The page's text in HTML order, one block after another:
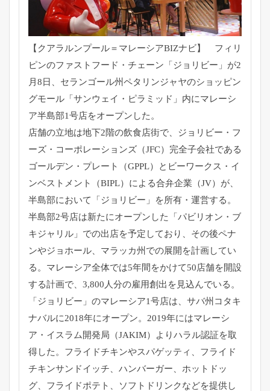
【クアラルンプール＝マレーシアBIZナビ】 フィリ
ピンのファストフード・チェーン「ジョリビー」 が2
月8日、 セランゴール州ペタリンジャヤのショッピン
グモール「 サンウェイ・ピラミッド」 内にマレーシ
ア半島部1号店をオープンした。
店舗の立地は地下2階の飲食店街で、ジョリビー・フ
ーズ・ コーポレーションズ（JFC）完全子会社である
ゴールデン・ プレート（GPPL）とビーワークス・イ
ンベストメント（BIPL）による合弁企業（JV）が、
半島部において「 ジョリビー」を所有・運営する。
半島部2号店は新たにオープンした「パビリオン・ブ
キジャリル」 での出店を予定しており、その後ペナ
ンやジョホール、 マラッカ州での展開を計画してい
る。 マレーシア全体では5年間をかけて50店舗を開設
する計画で、 3,800人分の雇用創出を見込んでいる。
「ジョリビー」のマレーシア1号店は、 サバ州コタキ
ナバルに2018年にオープン。 2019年にはマレーシ
ア・イスラム開発局（JAKIM）
よりハラル認証を取
得した。フライドチキンやスパゲッティ、 フライド
チキンサンドイッチ、ハンバーガー、ホットドッ
グ、 フライドポテト、ソフトドリンクなどを提供し